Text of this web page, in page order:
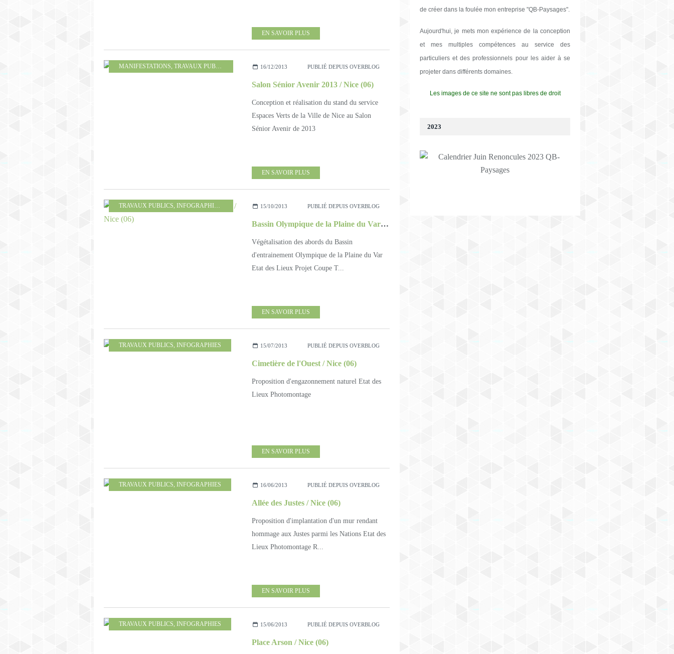
EN SAVOIR PLUS
MANIFESTATIONS TRAVAUX PUBLICS DESSINS 16/12/2013 PUBLIÉ DEPUIS OVERBLOG
Salon Sénior Avenir 2013 / Nice (06)
Conception et réalisation du stand du service
Espaces Verts de la Ville de Nice au Salon
Sénior Avenir de 2013
EN SAVOIR PLUS
TRAVAUX PUBLICS INFOGRAPHIES DESSINS 15/10/2013 PUBLIÉ DEPUIS OVERBLOG
Bassin Olympique de la Plaine du Var / Nice (06)
Végétalisation des abords du Bassin
d'entrainement Olympique de la Plaine du Var
Etat des Lieux Projet Coupe T...
EN SAVOIR PLUS
TRAVAUX PUBLICS INFOGRAPHIES 15/07/2013 PUBLIÉ DEPUIS OVERBLOG
Cimetière de l'Ouest / Nice (06)
Proposition d'engazonnement naturel Etat des
Lieux Photomontage
EN SAVOIR PLUS
TRAVAUX PUBLICS INFOGRAPHIES 16/06/2013 PUBLIÉ DEPUIS OVERBLOG
Allée des Justes / Nice (06)
Proposition d'implantation d'un mur rendant
hommage aux Justes parmi les Nations Etat des
Lieux Photomontage R...
EN SAVOIR PLUS
TRAVAUX PUBLICS INFOGRAPHIES 15/06/2013 PUBLIÉ DEPUIS OVERBLOG
Place Arson / Nice (06)
2023
de créer dans la foulée mon entreprise "QB-Paysages".
Aujourd'hui, je mets mon expérience de la conception
et mes multiples compétences au service des
particuliers et des professionnels pour les aider à se
projeter dans différents domaines.
Les images de ce site ne sont pas libres de droit